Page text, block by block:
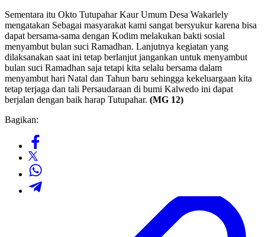
Sementara itu Okto Tutupahar Kaur Umum Desa Wakarlely
mengatakan Sebagai masyarakat kami sangat bersyukur karena bisa
dapat bersama-sama dengan Kodim melakukan bakti sosial
menyambut bulan suci Ramadhan. Lanjutnya kegiatan yang
dilaksanakan saat ini tetap berlanjut jangankan untuk menyambut
bulan suci Ramadhan saja tetapi kita selalu bersama dalam
menyambut hari Natal dan Tahun baru sehingga kekeluargaan kita
tetap terjaga dan tali Persaudaraan di bumi Kalwedo ini dapat
berjalan dengan baik harap Tutupahar. (MG 12)
Bagikan: